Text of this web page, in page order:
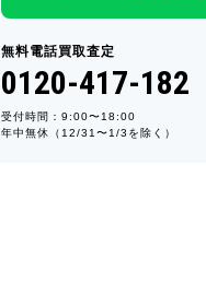
無料電話買取査定
0120-417-182
受付時間：9:00〜18:00
年中無休（12/31〜1/3を除く）